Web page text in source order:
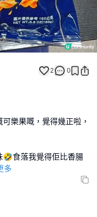
2 0
樂果嘅，覺得幾正啦，
🤣食落我覺得佢比香腸
多